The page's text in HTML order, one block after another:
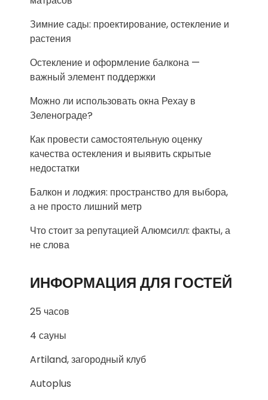
Зимние сады: проектирование, остекление и
растения
Остекление и оформление балкона —
важный элемент поддержки
Можно ли использовать окна Рехау в
Зеленограде?
Как провести самостоятельную оценку
качества остекления и выявить скрытые
недостатки
Балкон и лоджия: пространство для выбора,
а не просто лишний метр
Что стоит за репутацией Алюмсилл: факты, а
не слова
ИНФОРМАЦИЯ ДЛЯ ГОСТЕЙ
25 часов
4 сауны
Artiland, загородный клуб
Autoplus